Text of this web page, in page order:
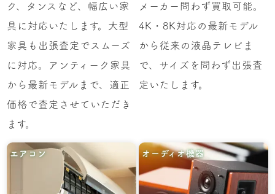
ク、タンスなど、幅広い家
具に対応いたします。大型
家具も出張査定でスムーズ
に対応。アンティーク家具
から最新モデルまで、適正
価格で査定させていただき
ます。
メーカー問わず買取可能。
4K・8K対応の最新モデル
から従来の液晶テレビま
で、サイズを問わず出張査
定いたします。
エアコン オーディオ機器